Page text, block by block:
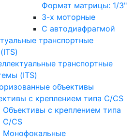
Формат матрицы: 1/3"
3-х моторные
С автодиафрагмой
транспортные
транспортные
(ITS)
объективы
с креплением типа C/CS
Объективы с креплением типа
C/CS
Монофокальные